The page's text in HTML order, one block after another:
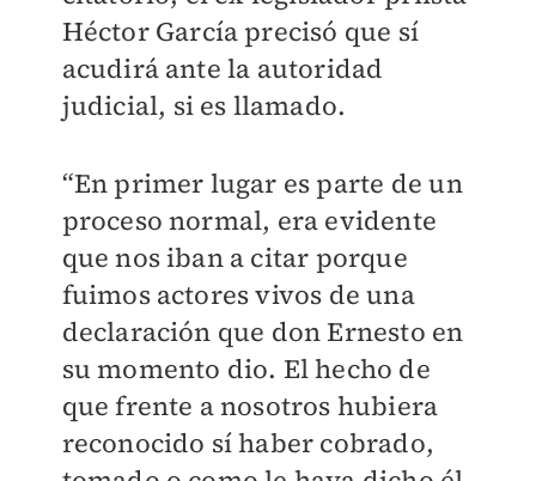
Héctor García precisó que sí
acudirá ante la autoridad
judicial, si es llamado.
“En primer lugar es parte de un
proceso normal, era evidente
que nos iban a citar porque
fuimos actores vivos de una
declaración que don Ernesto en
su momento dio. El hecho de
que frente a nosotros hubiera
reconocido sí haber cobrado,